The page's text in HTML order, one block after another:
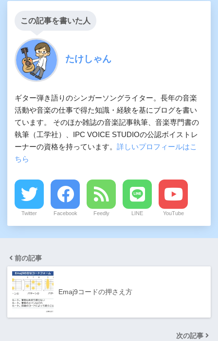
この記事を書いた人
たけしゃん
ギター弾き語りのシンガーソングライター。長年の音楽
活動や音楽の仕事で得た知識・経験を基にブログを書い
ています。 そのほか雑誌の音楽記事執筆、音楽専門書の
執筆（工学社）、IPC VOICE STUDIOの公認ボイストレ
ーナーの資格を持っています。 詳しいプロフィールはこ
ちら
Twitter Facebook Feedly LINE YouTube
前の記事
Emaj9コードの押さえ方
次の記事